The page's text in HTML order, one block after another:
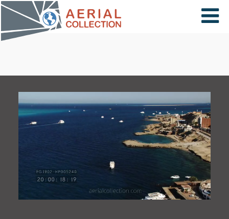
×
PAYS
CARTE
COLLECTIONS